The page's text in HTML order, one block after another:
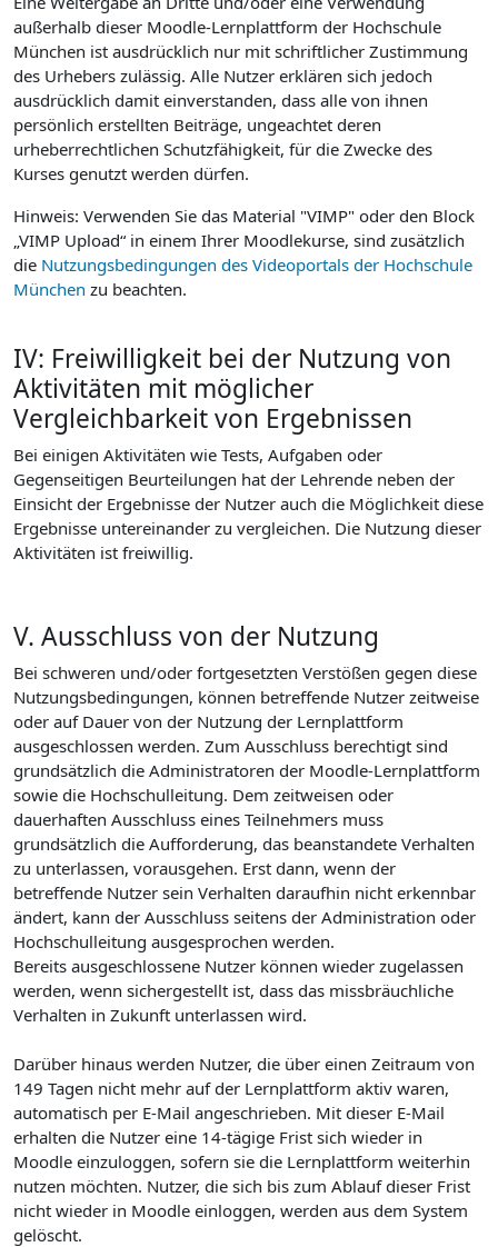
außerhalb dieser Moodle-Lernplattform der Hochschule
München ist ausdrücklich nur mit schriftlicher Zustimmung
des Urhebers zulässig. Alle Nutzer erklären sich jedoch
ausdrücklich damit einverstanden, dass alle von ihnen
persönlich erstellten Beiträge, ungeachtet deren
urheberrechtlichen Schutzfähigkeit, für die Zwecke des
Kurses genutzt werden dürfen.
Hinweis: Verwenden Sie das Material "VIMP" oder den Block
„VIMP Upload“ in einem Ihrer Moodlekurse, sind zusätzlich
die Nutzungsbedingungen des Videoportals der Hochschule
München zu beachten.
IV: Freiwilligkeit bei der Nutzung von
Aktivitäten mit möglicher
Vergleichbarkeit von Ergebnissen
Bei einigen Aktivitäten wie Tests, Aufgaben oder
Gegenseitigen Beurteilungen hat der Lehrende neben der
Einsicht der Ergebnisse der Nutzer auch die Möglichkeit diese
Ergebnisse untereinander zu vergleichen. Die Nutzung dieser
Aktivitäten ist freiwillig.
V. Ausschluss von der Nutzung
Bei schweren und/oder fortgesetzten Verstößen gegen diese
Nutzungsbedingungen, können betreffende Nutzer zeitweise
oder auf Dauer von der Nutzung der Lernplattform
ausgeschlossen werden. Zum Ausschluss berechtigt sind
grundsätzlich die Administratoren der Moodle-Lernplattform
sowie die Hochschulleitung. Dem zeitweisen oder
dauerhaften Ausschluss eines Teilnehmers muss
grundsätzlich die Aufforderung, das beanstandete Verhalten
zu unterlassen, vorausgehen. Erst dann, wenn der
betreffende Nutzer sein Verhalten daraufhin nicht erkennbar
ändert, kann der Ausschluss seitens der Administration oder
Hochschulleitung ausgesprochen werden.
Bereits ausgeschlossene Nutzer können wieder zugelassen
werden, wenn sichergestellt ist, dass das missbräuchliche
Verhalten in Zukunft unterlassen wird.
Darüber hinaus werden Nutzer, die über einen Zeitraum von
149 Tagen nicht mehr auf der Lernplattform aktiv waren,
automatisch per E-Mail angeschrieben. Mit dieser E-Mail
erhalten die Nutzer eine 14-tägige Frist sich wieder in
Moodle einzuloggen, sofern sie die Lernplattform weiterhin
nutzen möchten. Nutzer, die sich bis zum Ablauf dieser Frist
nicht wieder in Moodle einloggen, werden aus dem System
gelöscht.